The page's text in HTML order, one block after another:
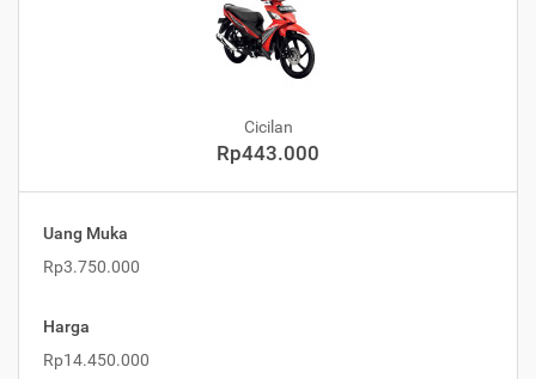
Cicilan
Rp443.000
Uang Muka
Rp3.750.000
Harga
Rp14.450.000